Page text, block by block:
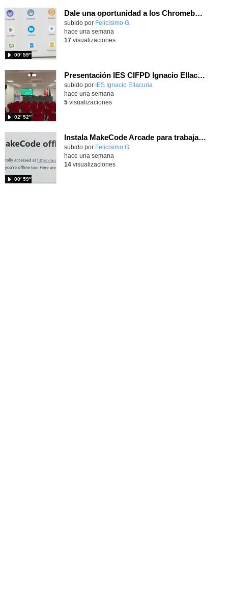
Dale una oportunidad a los Chromebooks y utiliza un proyector para realizar talleres si no tienes pantallas táctiles
Contenido educativo.
subido por Felicisimo G.
00′ 59″
hace una semana
17visualizaciones
Presentación IES CIFPD Ignacio Ellacuría
Contenido educativo.
subido por IES Ignacio Ellacuria
02′ 52″
hace una semana
5visualizaciones
Instala MakeCode Arcade para trabajar offline en tu tablet, ordenador, Chromebook
Contenido educativo.
subido por Felicisimo G.
00′ 59″
hace una semana
14visualizaciones